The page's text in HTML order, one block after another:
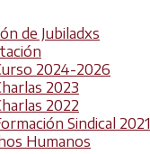
de Jubiladxs
2024-2026
2023
2022
Sindical 2021
Humanos